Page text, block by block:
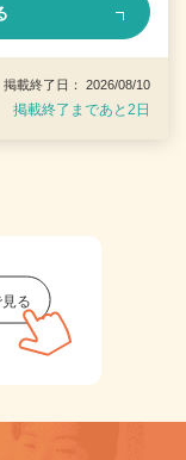
載終了日： 2026/08/10
掲載終了まであと2日